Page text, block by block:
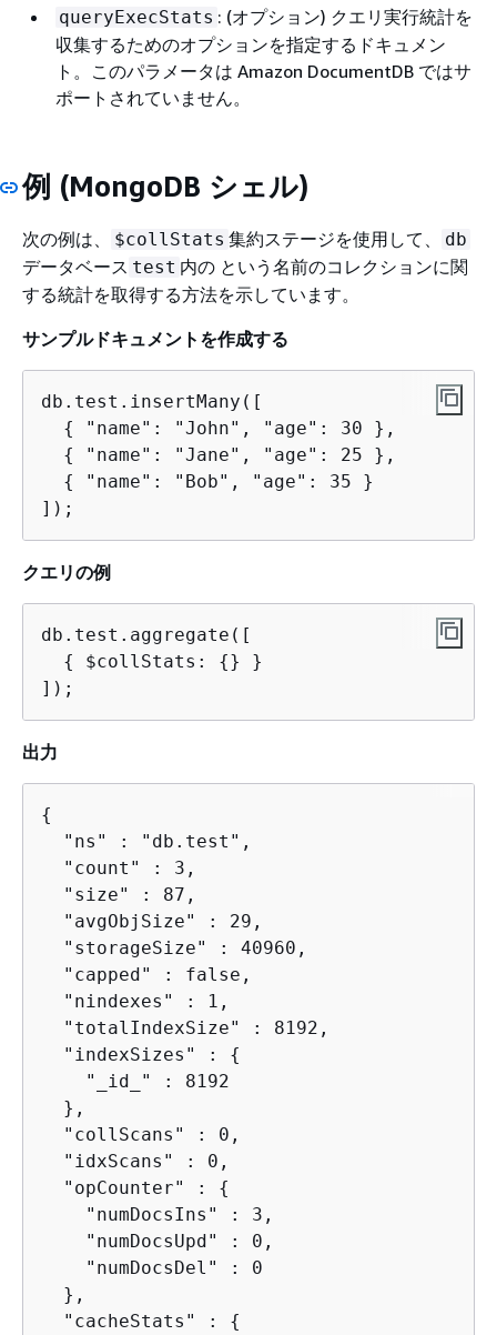
queryExecStats : (オプション) クエリ実行統計を
収集するためのオプションを指定するドキュメン
ト。このパラメータは Amazon DocumentDB ではサ
ポートされていません。
例 (MongoDB シェル)
次の例は、 $collStats 集約ステージを使用して、 db
データベース test 内の という名前のコレクションに関
する統計を取得する方法を示しています。
サンプルドキュメントを作成する
db.test.insertMany([
{
"name": "John", "age": 30 },
{
"name": "Jane", "age": 25 },
{
"name": "Bob", "age": 35 }
]);
クエリの例
db.test.aggregate([
{
$collStats: {} }
]);
出力
{
  "ns" : "db.test",
  "count" : 3,
  "size" : 87,
  "avgObjSize" : 29,
  "storageSize" : 40960,
  "capped" : false,
  "nindexes" : 1,
  "totalIndexSize" : 8192,
  "indexSizes" :
{
    "_id_" : 8192
  },
  "collScans" : 0,
  "idxScans" : 0,
  "opCounter" :
{
    "numDocsIns" : 3,
    "numDocsUpd" : 0,
    "numDocsDel" : 0
  },
  "cacheStats" :
{